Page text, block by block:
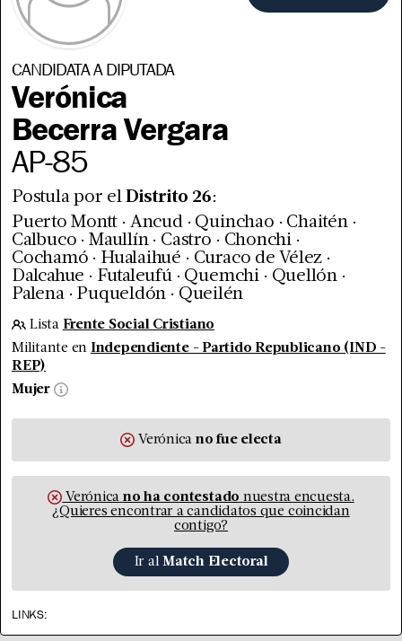
CANDIDATA A DIPUTADA
Verónica
Becerra Vergara
AP-85
Postula por elDistrito 26:
Puerto Montt . Ancud . Quinchao . Chaitén .
Calbuco . Maullín . Castro . Chonchi .
Cochamó . Hualaihué . Curaco de Vélez .
Dalcahue . Futaleufú . Quemchi . Quellón .
Palena . Puqueldón . Queilén
Lista Frente Social Cristiano
Militante en Independiente - Partido Republicano (IND -
REP)
Mujer
Verónica no fue electa
Verónica no ha contestado nuestra encuesta.
¿Quieres encontrar a candidatos que coincidan
contigo?
Ir alMatch Electoral
LINKS: